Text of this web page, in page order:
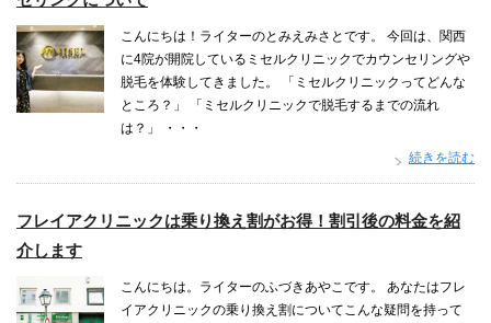
こんにちは！ライターのとみえみさとです。 今回は、関西
に4院が開院しているミセルクリニックでカウンセリングや
脱毛を体験してきました。 「ミセルクリニックってどんな
ところ？」 「ミセルクリニックで脱毛するまでの流れ
は？」 ・・・
続きを読む
フレイアクリニックは乗り換え割がお得！割引後の料金を紹
介します
こんにちは。ライターのふづきあやこです。 あなたはフレ
イアクリニックの乗り換え割についてこんな疑問を持って